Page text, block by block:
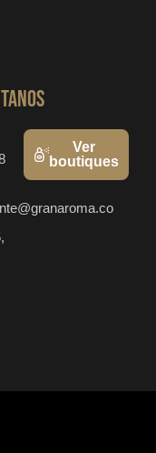
Ver
boutiques